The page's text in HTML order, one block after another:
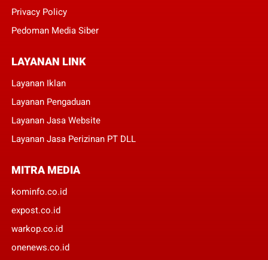
Privacy Policy
Pedoman Media Siber
LAYANAN LINK
Layanan Iklan
Layanan Pengaduan
Layanan Jasa Website
Layanan Jasa Perizinan PT DLL
MITRA MEDIA
kominfo.co.id
expost.co.id
warkop.co.id
onenews.co.id